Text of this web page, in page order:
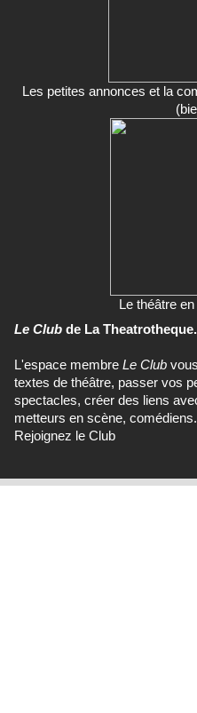
Les petites annonces et la
Le théâtre
Le Club de La
L'espace membre Le Club
textes de théâtre, passer vos
spectacles, créer des liens
metteurs en scène,
Rejoignez le Club